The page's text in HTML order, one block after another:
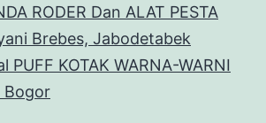
RODER Dan ALAT PESTA
Brebes, Jabodetabek
PUFF KOTAK WARNA-WARNI
Bogor